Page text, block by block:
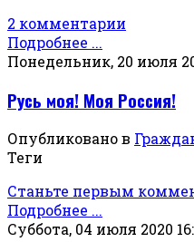
2 комментарии
Подробнее ...
Понедельник, 20 июля
Русь моя! Моя Россия!
Опубликовано в
Теги
Станьте первым
Подробнее ...
Суббота, 04 июля 2020